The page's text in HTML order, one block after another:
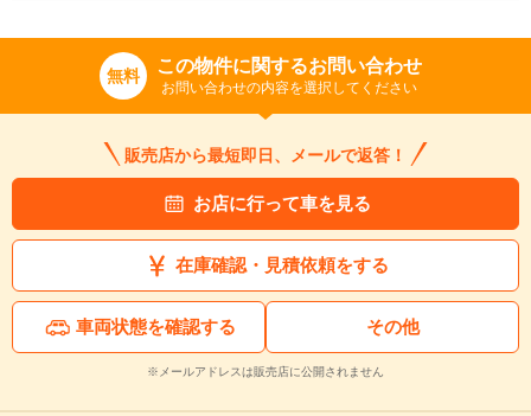
無料 この物件に関するお問い合わせ
お問い合わせの内容を選択してください
販売店から最短即日、メールで返答！
お店に行って車を見る
在庫確認・見積依頼をする
車両状態を確認する その他
※メールアドレスは販売店に公開されません